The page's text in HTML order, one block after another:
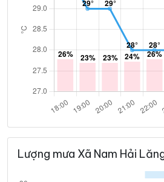
09:00 29°/33°
10:00 29°/33°
29° / 33°
12:00 28° 32°
Lượng mưa Xã Nam Hải